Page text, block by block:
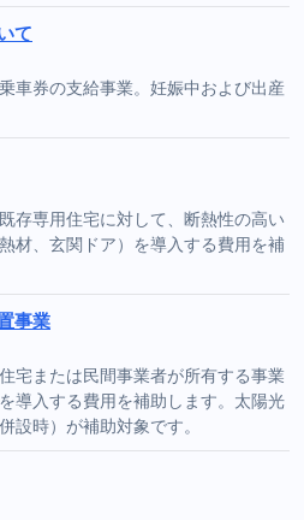
て
車券の支給事業。妊娠中および出産
存専用住宅に対して、断熱性の高い
材、玄関ドア）を導入する費用を補
事業
宅または民間事業者が所有する事業
導入する費用を補助します。太陽光
設時）が補助対象です。